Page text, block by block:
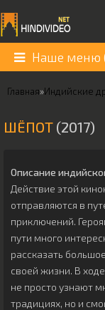
Наше меню
Главная»Индийские
ШЁПОТ (2017)
Описание
Действие этой
отправляются в
приключений.
пути много
рассказать
своей жизни. В
не просто узнают
традициях, но и